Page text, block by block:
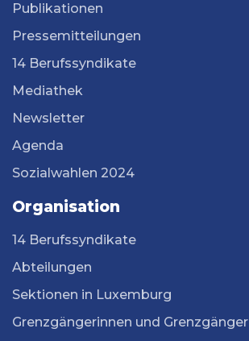
Publikationen
Pressemitteilungen
14 Berufssyndikate
Mediathek
Newsletter
Agenda
Sozialwahlen 2024
Organisation
14 Berufssyndikate
Abteilungen
Sektionen in Luxemburg
Grenzgängerinnen und Grenzgänger